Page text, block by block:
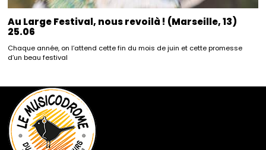
Au Large Festival, nous revoilà ! (Marseille, 13)
25.06
Chaque année, on l’attend cette fin du mois de juin et cette promesse
d’un beau festival